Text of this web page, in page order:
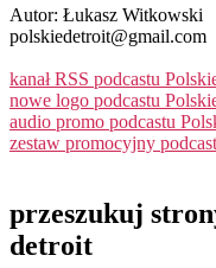
Autor: Łukasz Witkowski
polskiedetroit@gmail.com
kanał RSS podcastu
nowe logo podcastu
audio promo podcastu
zestaw promocyjny
przeszukuj
detroit